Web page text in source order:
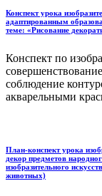
Конспект урока
адаптированным
теме: «Рисование
Конспект по
соблюдение
акварельными
План-конспект урока
декор предметов
изобразительного
животных)